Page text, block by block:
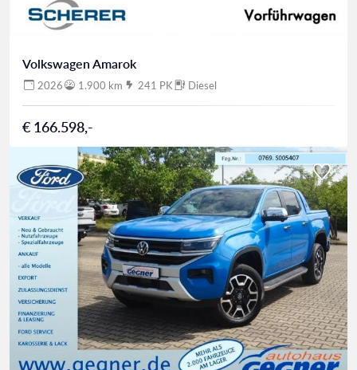
Volkswagen Amarok
2026 1.900 km 241 PK Diesel
€ 166.598,-